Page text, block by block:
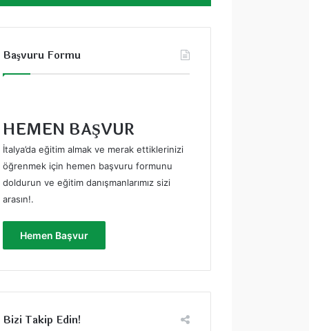
Başvuru Formu
HEMEN BAŞVUR
İtalya’da eğitim almak ve merak ettiklerinizi
öğrenmek için hemen başvuru formunu
doldurun ve eğitim danışmanlarımız sizi
arasın!.
Hemen Başvur
Bizi Takip Edin!